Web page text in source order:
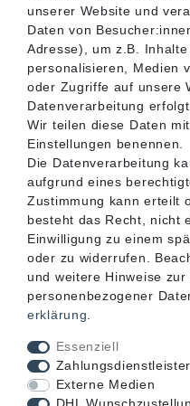
SERVICE
KONTAKT
unserer Website und
Daten von
Adresse), um z.B.
personalisieren, Medien
oder Zugriffe auf unsere
Datenverarbeitung
Wir teilen diese Daten
Einstellungen benennen.
Die Datenverarbeitung
aufgrund eines
Zustimmung kann erteilt
besteht das Recht, nicht
Einwilligung zu einem
oder zu widerrufen.
und weitere Hinweise zur
personenbezogener
erklärung
Essenziell
Zahlungsdienstleister
Externe Medien